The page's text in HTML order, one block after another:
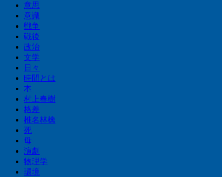
意思
意識
戦争
戦後
政治
文学
日々
時間とは
本
村上春樹
格差
椎名林檎
死
母
演劇
物理学
環境